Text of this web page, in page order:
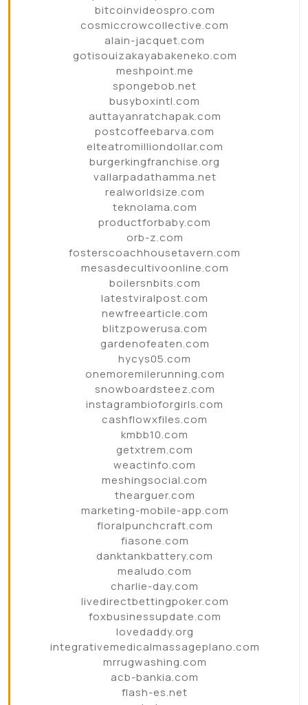
bitcoinvideospro.com
cosmiccrowcollective.com
alain-jacquet.com
gotisouizakayabakeneko.com
meshpoint.me
spongebob.net
busyboxintl.com
auttayanratchapak.com
postcoffeebarva.com
elteatromilliondollar.com
burgerkingfranchise.org
vallarpadathamma.net
realworldsize.com
teknolama.com
productforbaby.com
orb-z.com
fosterscoachhousetavern.com
mesasdecultivoonline.com
boilersnbits.com
latestviralpost.com
newfreearticle.com
blitzpowerusa.com
gardenofeaten.com
hycys05.com
onemoremilerunning.com
snowboardsteez.com
instagrambioforgirls.com
cashflowxfiles.com
kmbb10.com
getxtrem.com
weactinfo.com
meshingsocial.com
thearguer.com
marketing-mobile-app.com
floralpunchcraft.com
fiasone.com
danktankbattery.com
mealudo.com
charlie-day.com
livedirectbettingpoker.com
foxbusinessupdate.com
lovedaddy.org
integrativemedicalmassageplano.com
mrrugwashing.com
acb-bankia.com
flash-es.net